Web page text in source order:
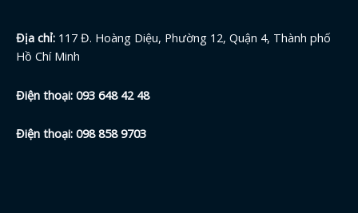
Địa chỉ: 117 Đ. Hoàng Diệu, Phường 12, Quận 4, Thành phố
Hồ Chí Minh
Điện thoại: 093 648 42 48
Điện thoại: 098 858 9703